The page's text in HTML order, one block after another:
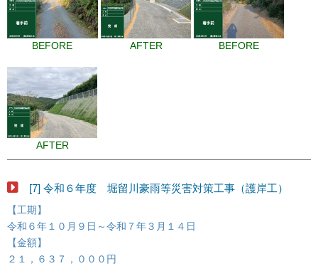
BEFORE AFTER BEFORE
AFTER
[7] 令和６年度 堀留川豪雨等災害対策工事（護岸工）
【工期】
令和６年１０月９日～令和７年３月１４日
【金額】
２１，６３７，０００円